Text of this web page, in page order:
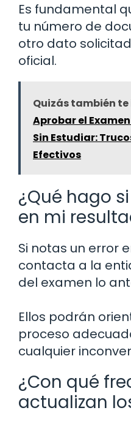
Es fundamental
tu número de
otro dato
oficial.
Quizás también te
Aprobar el
Sin Estudiar:
Efectivos
¿Qué hago
en mi
Si notas un error
contacta a la
del examen lo
Ellos podrán
proceso
cualquier
¿Con qué
actualizan